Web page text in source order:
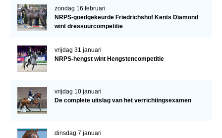
zondag 16 februari
NRPS-goedgekeurde Friedrichshof Kents Diamond
wint dressuurcompetitie
vrijdag 31 januari
NRPS-hengst wint Hengstencompetitie
vrijdag 10 januari
De complete uitslag van het verrichtingsexamen
dinsdag 7 januari